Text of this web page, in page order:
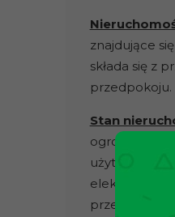
znajdujące
składa się z
przedpokoju.
Stan
ogrom
użytku.
elektryczną
przedpokoju